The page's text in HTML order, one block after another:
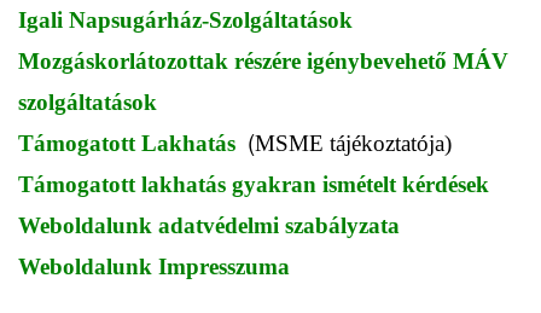
Igali Napsugárház-Szolgáltatások
Mozgáskorlátozottak részére igénybevehető MÁV
szolgáltatások
Támogatott Lakhatás (MSME tájékoztatója)
Támogatott lakhatás gyakran ismételt kérdések
Weboldalunk adatvédelmi szabályzata
Weboldalunk Impresszuma